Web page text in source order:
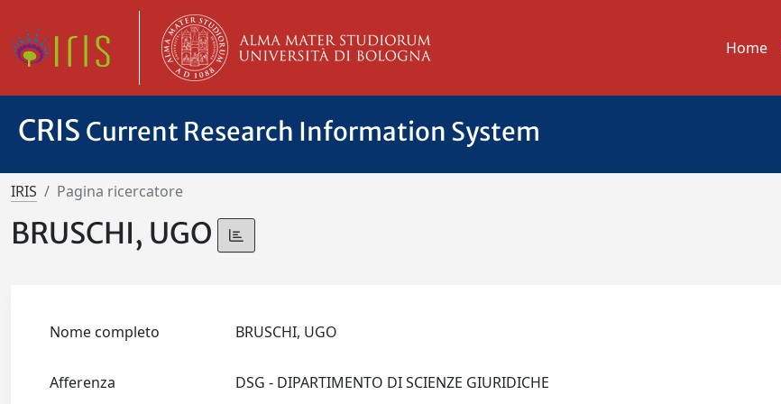
Home
CRIS Current Research Information System
IRIS Pagina ricercatore
BRUSCHI, UGO
Nome completo BRUSCHI, UGO
Afferenza DSG - DIPARTIMENTO DI SCIENZE GIURIDICHE